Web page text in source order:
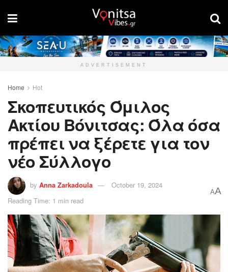
ADVERTISEMENT
Home Hot
Σκοπευτικός Όμιλος
Ακτίου Βόνιτσας: Όλα όσα
πρέπει να ξέρετε για τον
νέο Σύλλογο
by Anna Zarkadoula
October 19, 2024
Reading Time: 1 min read
AA